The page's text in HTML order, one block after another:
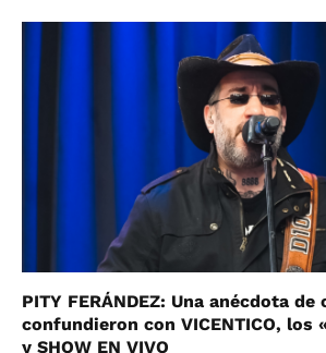
PITY FERÁNDEZ: Una anécdota de
confundieron con VICENTICO, los
y SHOW EN VIVO